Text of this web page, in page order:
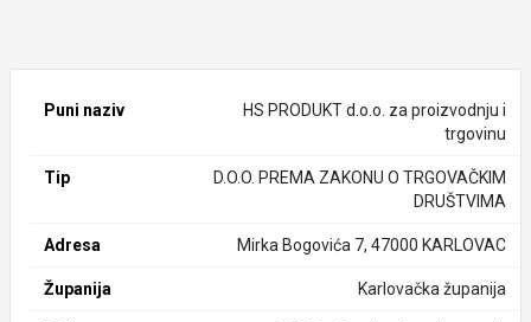
Puni naziv
HS PRODUKT d.o.o. za proizvodnju i
trgovinu
Tip
D.O.O. PREMA ZAKONU O TRGOVAČKIM
DRUŠTVIMA
Adresa Mirka Bogovića 7, 47000 KARLOVAC
Županija Karlovačka županija